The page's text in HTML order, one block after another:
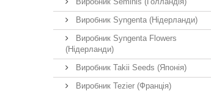
Виробник Syngenta (Нідерланди)
Виробник Syngenta Flowers
(Нідерланди)
Виробник Takii Seeds (Японія)
Виробник Tezier (Франція)